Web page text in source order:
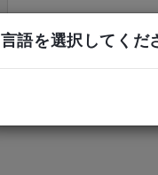
言語を選択してく